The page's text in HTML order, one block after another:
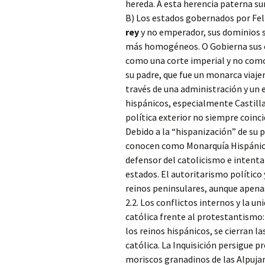
hereda. A esta herencia paterna
B) Los estados gobernados por
reyy no emperador, sus dominios
más homogéneos. O Gobierna
como una corte imperial y no
su padre, que fue un monarca
través de una administración y un
hispánicos, especialmente